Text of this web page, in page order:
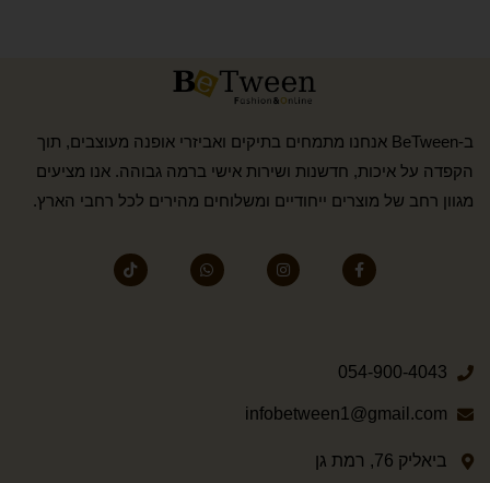
ב-BeTween אנחנו מתמחים בתיקים ואביזרי אופנה מעוצבים, תוך
הקפדה על איכות, חדשנות ושירות אישי ברמה גבוהה. אנו מציעים
מגוון רחב של מוצרים ייחודיים ומשלוחים מהירים לכל רחבי הארץ.
054-900-4043
infobetween1@gmail.com
ביאליק 76, רמת גן